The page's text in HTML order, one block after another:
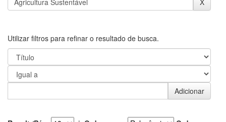
Utilizar filtros para refinar o resultado de busca.